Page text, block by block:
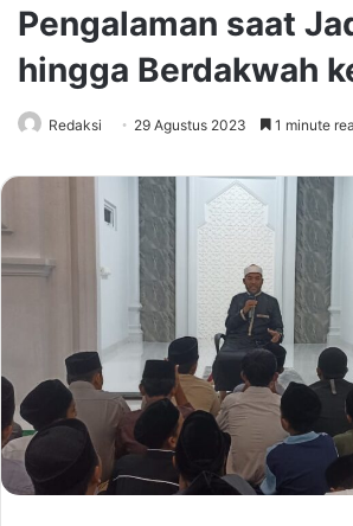
Pengalaman saat
hingga Berdakwah
Redaksi 29 Agustus 2023 1 minute